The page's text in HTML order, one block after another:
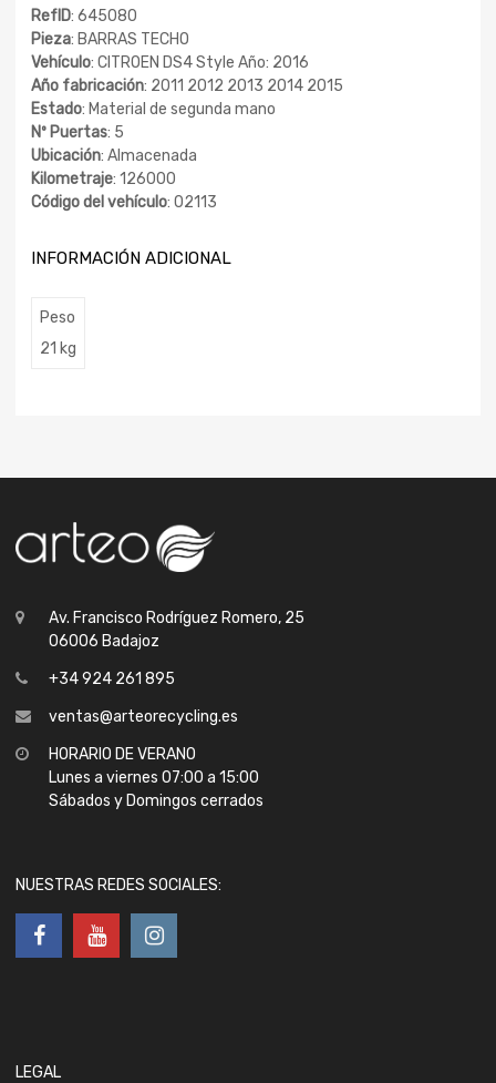
RefID: 645080
Pieza: BARRAS TECHO
Vehículo: CITROEN DS4 Style Año: 2016
Año fabricación: 2011 2012 2013 2014 2015
Estado: Material de segunda mano
Nº Puertas: 5
Ubicación: Almacenada
Kilometraje: 126000
Código del vehículo: 02113
INFORMACIÓN ADICIONAL
Peso
21 kg
Av. Francisco Rodríguez Romero, 25
06006 Badajoz
+34 924 261 895
ventas@arteorecycling.es
HORARIO DE VERANO
Lunes a viernes 07:00 a 15:00
Sábados y Domingos cerrados
NUESTRAS REDES SOCIALES:
LEGAL